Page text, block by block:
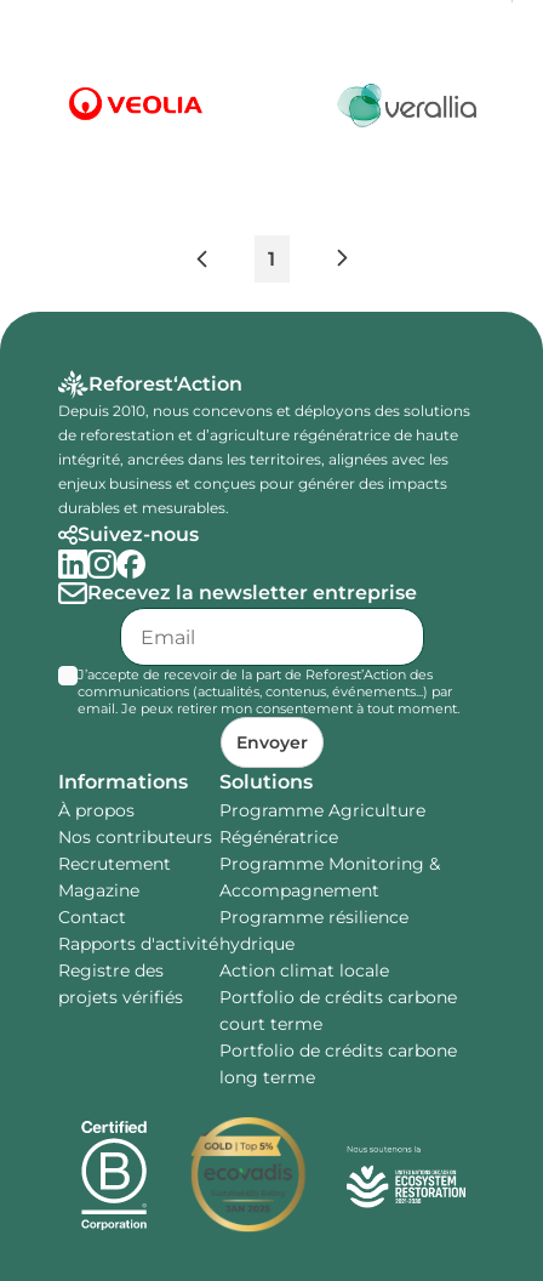
1
Reforest‘Action
Depuis 2010, nous concevons et déployons des solutions
de reforestation et d’agriculture régénératrice de haute
intégrité, ancrées dans les territoires, alignées avec les
enjeux business et conçues pour générer des impacts
durables et mesurables.
Suivez-nous
Recevez la newsletter entreprise
J’accepte de recevoir de la part de Reforest’Action des
communications (actualités, contenus, événements...) par
email. Je peux retirer mon consentement à tout moment.
Envoyer
Informations
À propos
Nos contributeurs
Recrutement
Magazine
Contact
Rapports d'activité
Registre des
projets vérifiés
Solutions
Programme Agriculture
Régénératrice
Programme Monitoring &
Accompagnement
Programme résilience
hydrique
Action climat locale
Portfolio de crédits carbone
court terme
Portfolio de crédits carbone
long terme